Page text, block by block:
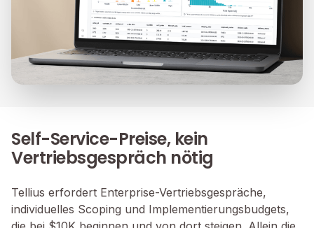
Self-Service-Preise, kein
Vertriebsgespräch nötig
Tellius erfordert Enterprise-Vertriebsgespräche,
individuelles Scoping und Implementierungsbudgets,